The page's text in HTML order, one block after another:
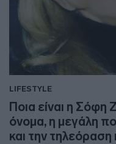
LIFESTYLE
Ποια είναι η Σόφη
όνομα, η μεγάλη
και την τηλεόραση